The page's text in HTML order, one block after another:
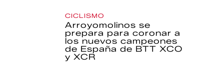
CICLISMO
Arroyomolinos se
prepara para coronar a
los nuevos campeones
de España de BTT XCO
y XCR